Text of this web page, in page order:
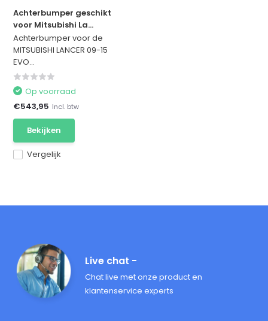
Achterbumper geschikt
voor Mitsubishi La...
Achterbumper voor de
MITSUBISHI LANCER 09-15
EVO...
Vergelijk
Op voorraad
€543,95 Incl. btw
Bekijken
Live chat -
Chat live met onze product en
klantenservice experts